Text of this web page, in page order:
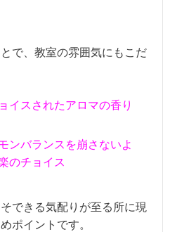
で、教室の雰囲気にもこだ
イスされたアロマの香り
ンバランスを崩さないよ
のチョイス
できる気配りが至る所に現
ポイントです。